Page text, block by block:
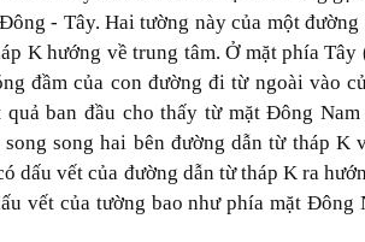
- Tây. Hai tường này của một
K hướng về trung tâm. Ở mặt phía
đầm của con đường đi từ ngoài vào
quả ban đầu cho thấy từ mặt Đông
song hai bên đường dẫn từ tháp K
dấu vết của đường dẫn từ tháp K ra
vết của tường bao như phía mặt